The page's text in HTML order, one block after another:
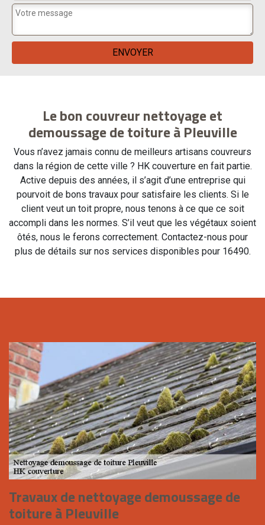
Le bon couvreur nettoyage et
demoussage de toiture à Pleuville
Vous n’avez jamais connu de meilleurs artisans couvreurs
dans la région de cette ville ? HK couverture en fait partie.
Active depuis des années, il s’agit d’une entreprise qui
pourvoit de bons travaux pour satisfaire les clients. Si le
client veut un toit propre, nous tenons à ce que ce soit
accompli dans les normes. S’il veut que les végétaux soient
ôtés, nous le ferons correctement. Contactez-nous pour
plus de détails sur nos services disponibles pour 16490.
Travaux de nettoyage demoussage de
toiture à Pleuville